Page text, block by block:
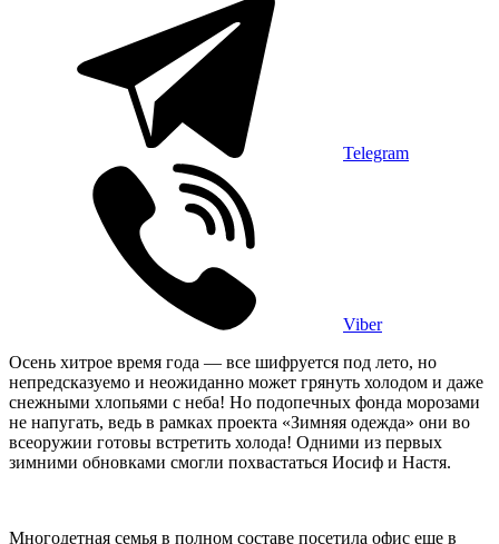
Telegram
Viber
Осень хитрое время года — все шифруется под лето, но
непредсказуемо и неожиданно может грянуть холодом и даже
снежными хлопьями с неба! Но подопечных фонда морозами
не напугать, ведь в рамках проекта «Зимняя одежда» они во
всеоружии готовы встретить холода! Одними из первых
зимними обновками смогли похвастаться Иосиф и Настя.
Многодетная семья в полном составе посетила офис еще в